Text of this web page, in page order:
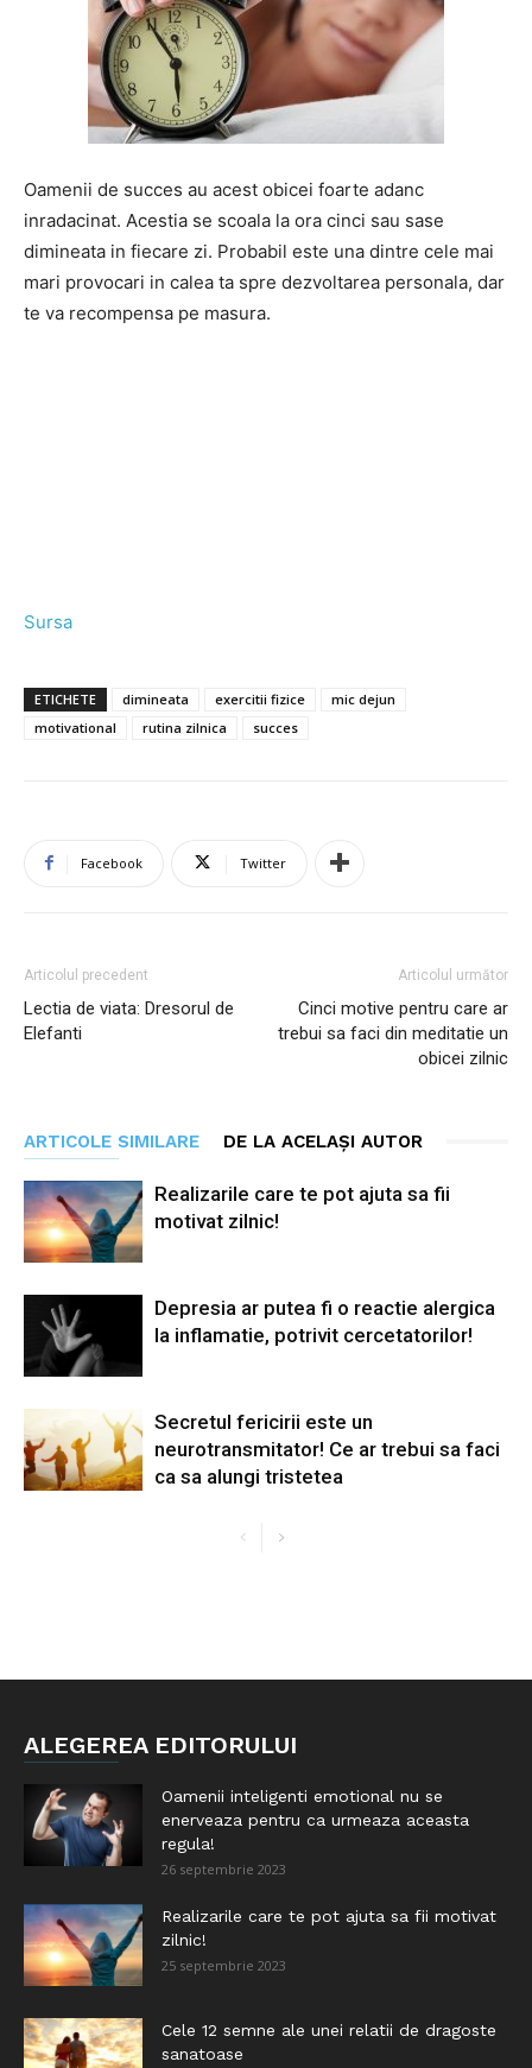
Oamenii de succes au acest obicei foarte adanc
inradacinat. Acestia se scoala la ora cinci sau sase
dimineata in fiecare zi. Probabil este una dintre cele mai
mari provocari in calea ta spre dezvoltarea personala, dar
te va recompensa pe masura.
Sursa
ETICHETE dimineata exercitii fizice
mic dejun
motivational
rutina zilnica succes
Facebook Twitter
Articolul precedent
Lectia de viata: Dresorul de
Elefanti
Articolul următor
Cinci motive pentru care ar
trebui sa faci din meditatie un
obicei zilnic
ARTICOLE SIMILARE DE LA ACELAȘI AUTOR
Realizarile care te pot ajuta sa fii
motivat zilnic!
Depresia ar putea fi o reactie alergica
la inflamatie, potrivit cercetatorilor!
Secretul fericirii este un
neurotransmitator! Ce ar trebui sa faci
ca sa alungi tristetea
ALEGEREA EDITORULUI
Oamenii inteligenti emotional nu se
enerveaza pentru ca urmeaza aceasta
regula!
26 septembrie 2023
Realizarile care te pot ajuta sa fii motivat
zilnic!
25 septembrie 2023
Cele 12 semne ale unei relatii de dragoste
sanatoase